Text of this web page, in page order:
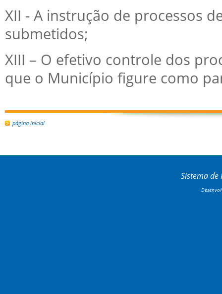
XII - A instrução de processos
submetidos;
XIII – O efetivo controle dos
que o Município figure como
página inicial
Sistema de